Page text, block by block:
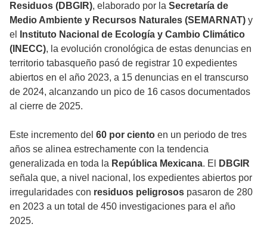
Residuos (DBGIR), elaborado por la Secretaría de
Medio Ambiente y Recursos Naturales (SEMARNAT) y
el
Instituto Nacional de Ecología y Cambio Climático
(INECC), la evolución cronológica de estas denuncias en
territorio tabasqueño pasó de registrar 10 expedientes
abiertos en el año 2023, a 15 denuncias en el transcurso
de 2024, alcanzando un pico de 16 casos documentados
al cierre de 2025.
Este incremento del 60 por ciento en un periodo de tres
años se alinea estrechamente con la tendencia
generalizada en toda la República Mexicana. El
DBGIR
señala que, a nivel nacional, los expedientes abiertos por
irregularidades con residuos peligrosos pasaron de 280
en 2023 a un total de 450 investigaciones para el año
2025.